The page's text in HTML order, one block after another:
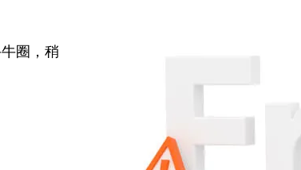
圈，稍